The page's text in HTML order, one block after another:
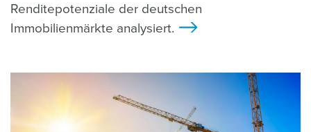
Renditepotenziale der deutschen
Immobilienmärkte analysiert.